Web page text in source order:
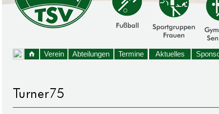
Verein Abteilungen Termine Aktuelles